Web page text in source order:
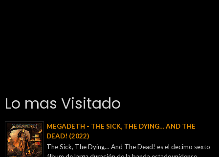
Lo mas Visitado
MEGADETH - THE SICK, THE DYING… AND THE
DEAD! (2022)
The Sick, The Dying… And The Dead! es el decimo sexto